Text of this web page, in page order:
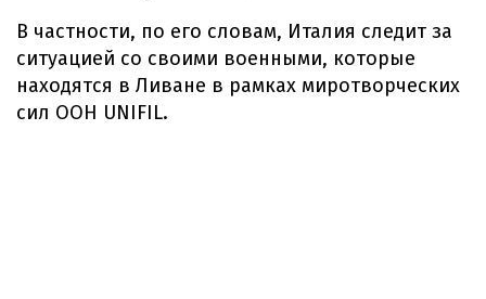
В частности, по его словам, Италия следит за
ситуацией со своими военными, которые
находятся в Ливане в рамках миротворческих
сил ООН UNIFIL.